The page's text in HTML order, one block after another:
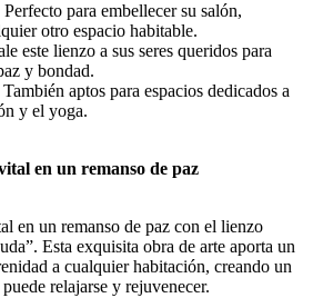
para embellecer su salón,
otro espacio habitable.
este lienzo a sus seres queridos para
y bondad.
aptos para espacios dedicados a
y el yoga.
en un remanso de paz
en un remanso de paz con el lienzo
Esta exquisita obra de arte aporta un
a cualquier habitación, creando un
relajarse y rejuvenecer.